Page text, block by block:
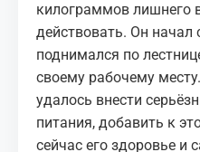
килограммов лишнего
действовать. Он начал
поднимался по
своему рабочему
удалось внести
питания, добавить к
сейчас его здоровье и